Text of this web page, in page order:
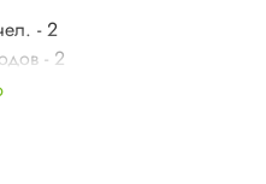
- 2
- 2
окнa - 2&nbsp;
без внутр. палатки - да